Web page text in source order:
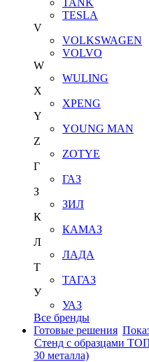
TESLA
V
VOLKSWAGEN
VOLVO
W
WULING
X
XPENG
Y
YOUNG MAN
Z
ZOTYE
Г
ГАЗ
З
ЗИЛ
К
КАМАЗ
Л
ЛАДА
Т
ТАГАЗ
У
УАЗ
Все бренды
Готовые решения
Стенд с образцами
30 металла)